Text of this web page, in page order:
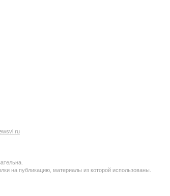
на публикацию, материалы из которой использованы.